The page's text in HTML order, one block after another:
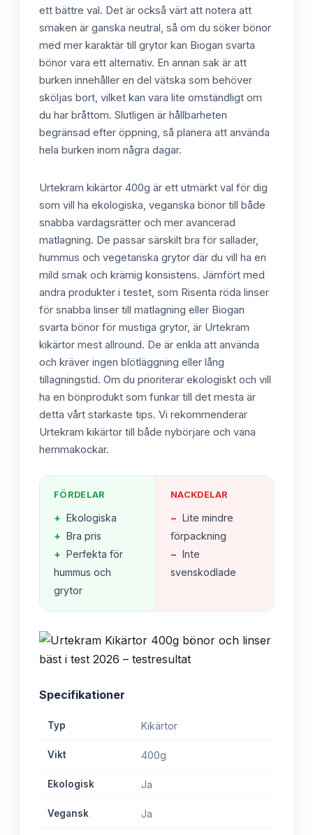
ett bättre val. Det är också värt att notera att
smaken är ganska neutral, så om du söker bönor
med mer karaktär till grytor kan Biogan svarta
bönor vara ett alternativ. En annan sak är att
burken innehåller en del vätska som behöver
sköljas bort, vilket kan vara lite omständligt om
du har bråttom. Slutligen är hållbarheten
begränsad efter öppning, så planera att använda
hela burken inom några dagar.
Urtekram kikärtor 400g är ett utmärkt val för dig
som vill ha ekologiska, veganska bönor till både
snabba vardagsrätter och mer avancerad
matlagning. De passar särskilt bra för sallader,
hummus och vegetariska grytor där du vill ha en
mild smak och krämig konsistens. Jämfört med
andra produkter i testet, som Risenta röda linser
för snabba linser till matlagning eller Biogan
svarta bönor för mustiga grytor, är Urtekram
kikärtor mest allround. De är enkla att använda
och kräver ingen blötläggning eller lång
tillagningstid. Om du prioriterar ekologiskt och vill
ha en bönprodukt som funkar till det mesta är
detta vårt starkaste tips. Vi rekommenderar
Urtekram kikärtor till både nybörjare och vana
hemmakockar.
FÖRDELAR
+ Ekologiska
+ Bra pris
+ Perfekta för
hummus och
grytor
NACKDELAR
− Lite mindre
förpackning
− Inte
svenskodlade
Specifikationer
Typ Kikärtor
Vikt 400g
Ekologisk Ja
Vegansk Ja